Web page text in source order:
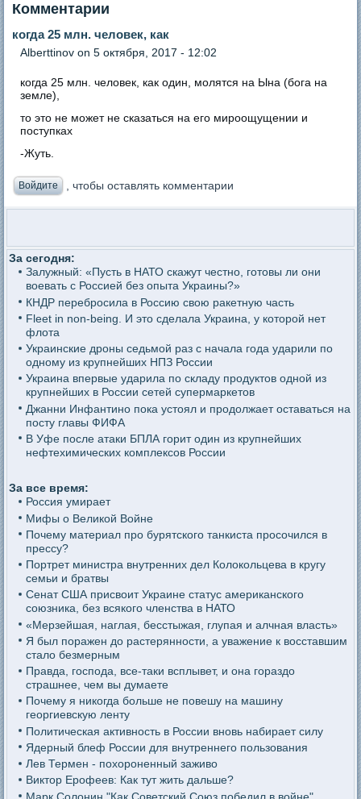
Комментарии
когда 25 млн. человек, как
Аlberttinov on 5 октября, 2017 - 12:02
когда 25 млн. человек, как один, молятся на Ына (бога на
земле),
то это не может не сказаться на его мироощущении и
поступках
-Жуть.
Войдите , чтобы оставлять комментарии
За сегодня:
Залужный: «Пусть в НАТО скажут честно, готовы ли они
воевать с Россией без опыта Украины?»
КНДР перебросила в Россию свою ракетную часть
Fleet in non-being. И это сделала Украина, у которой нет
флота
Украинские дроны седьмой раз с начала года ударили по
одному из крупнейших НПЗ России
Украина впервые ударила по складу продуктов одной из
крупнейших в России сетей супермаркетов
Джанни Инфантино пока устоял и продолжает оставаться на
посту главы ФИФА
В Уфе после атаки БПЛА горит один из крупнейших
нефтехимических комплексов России
За все время:
Россия умирает
Мифы о Великой Войне
Почему материал про бурятского танкиста просочился в
прессу?
Портрет министра внутренних дел Колокольцева в кругу
семьи и братвы
Сенат США присвоит Украине статус американского
союзника, без всякого членства в НАТО
«Мерзейшая, наглая, бесстыжая, глупая и алчная власть»
Я был поражен до растерянности, а уважение к восставшим
стало безмерным
Правда, господа, все-таки всплывет, и она гораздо
страшнее, чем вы думаете
Почему я никогда больше не повешу на машину
георгиевскую ленту
Политическая активность в России вновь набирает силу
Ядерный блеф России для внутреннего пользования
Лев Термен - похороненный заживо
Виктор Ерофеев: Как тут жить дальше?
Марк Солонин "Как Советский Союз победил в войне"